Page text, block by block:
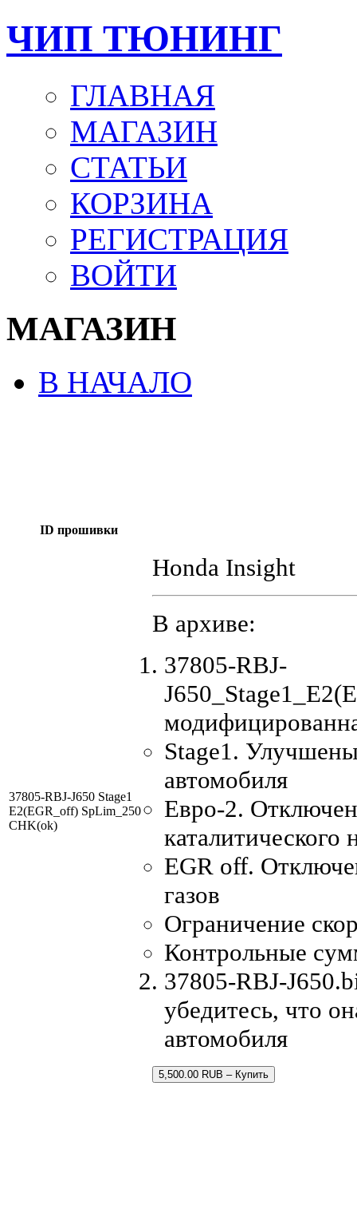
ЧИП ТЮНИНГ
ГЛАВНАЯ
МАГАЗИН
СТАТЬИ
КОРЗИНА
РЕГИСТРАЦИЯ
ВОЙТИ
МАГАЗИН
В НАЧАЛО
ID прошивки
37805-RBJ-J650 Stage1
E2(EGR_off) SpLim_250
CHK(ok)
Honda Insight
В архиве:
37805-RBJ-
Stage1.
автомобиля
Евро-2.
каталитического
EGR off.
газов
Ограничение
Контрольные
37805-RBJ-
убедитесь, что
автомобиля
5,500.00 RUB – Купить